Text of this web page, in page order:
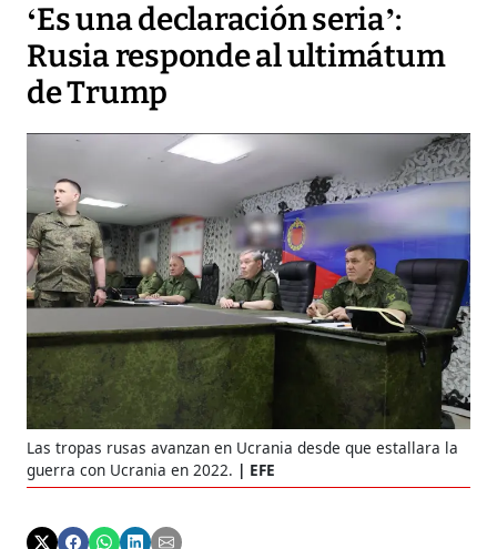
‘Es una declaración seria’:
Rusia responde al ultimátum
de Trump
Las tropas rusas avanzan en Ucrania desde que estallara la
guerra con Ucrania en 2022.
EFE